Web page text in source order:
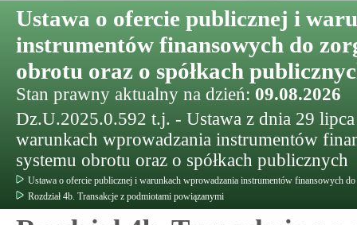
Ustawa o ofercie publicznej i
instrumentów finansowych do
obrotu oraz o spółkach
Stan prawny aktualny na dzień: 09.08.2026
Dz.U.2025.0.592 t.j. - Ustawa z dnia 29
warunkach wprowadzania instrumentów
systemu obrotu oraz o spółkach publicznych
Ustawa o ofercie publicznej i warunkach wprowadzania instrumentów finansowych
Rozdział 4b. Transakcje z podmiotami powiązanymi